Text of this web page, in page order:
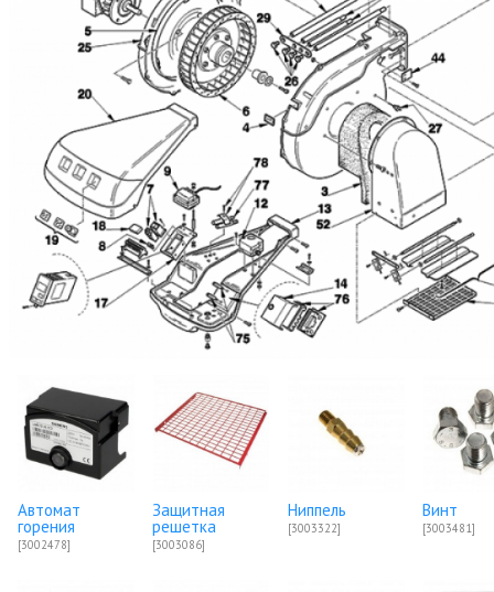
Автомат
горения
[3002478]
Защитная
решетка
[3003086]
Ниппель
[3003322]
Винт
[3003481]